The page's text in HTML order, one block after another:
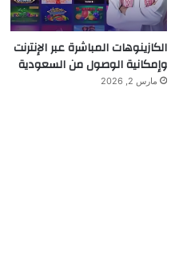
الكازينوهات المباشرة عبر الإنترنت
وإمكانية الوصول من السعودية
مارس 2, 2026